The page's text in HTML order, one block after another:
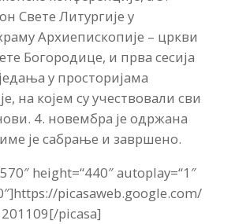
Свете Литургије у
Архиепископије – цркви
Богородице, и прва сесија
у просторијама
на којем су учествовали сви
4. новембра је одржана
је сабрање и завршено.
height=“440″ autoplay=“1″
picasaweb.google.com/
picasa]